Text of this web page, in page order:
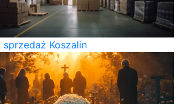
sprzedaż Koszalin